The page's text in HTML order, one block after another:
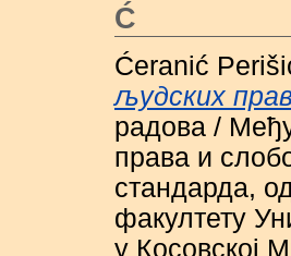
Ć
Ćeranić
људских
радова /
права и
стандарда,
факултету
у Косовској